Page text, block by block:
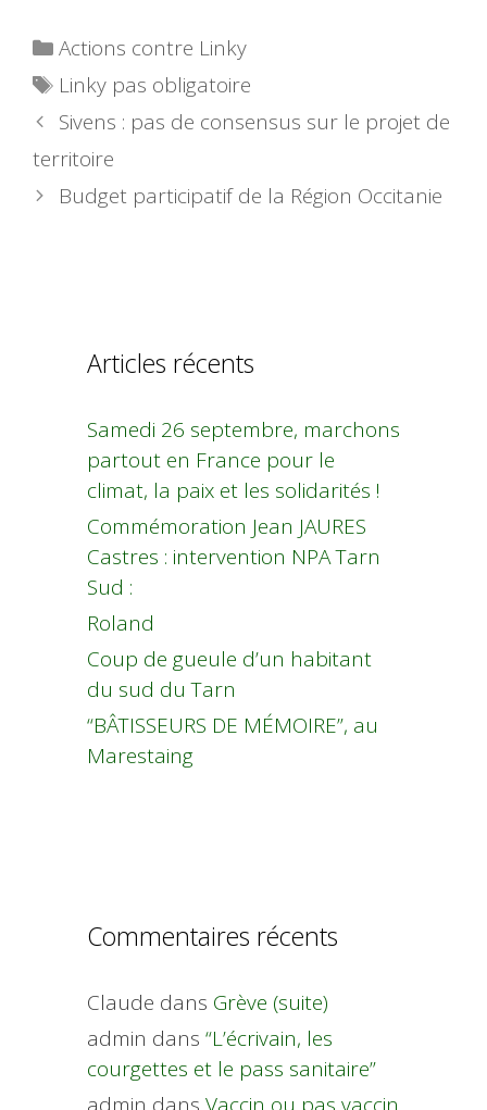
Catégories
Actions contre Linky
Étiquettes
Linky pas obligatoire
Sivens : pas de consensus sur le projet de
territoire
Budget participatif de la Région Occitanie
Articles récents
Samedi 26 septembre, marchons
partout en France pour le
climat, la paix et les solidarités !
Commémoration Jean JAURES
Castres : intervention NPA Tarn
Sud :
Roland
Coup de gueule d’un habitant
du sud du Tarn
“BÂTISSEURS DE MÉMOIRE”, au
Marestaing
Commentaires récents
Claude dans Grève (suite)
admin dans “L’écrivain, les
courgettes et le pass sanitaire”